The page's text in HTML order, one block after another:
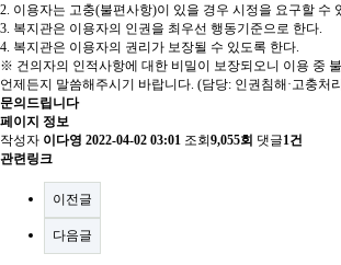
2. 이용자는 고충(불편사항)이 있을 경우 시정을 요구할 수
3. 복지관은 이용자의 인권을 최우선 행동기준으로 한다.
4. 복지관은 이용자의 권리가 보장될 수 있도록 한다.
※ 건의자의 인적사항에 대한 비밀이 보장되오니 이용 중
언제든지 말씀해주시기 바랍니다. (담당: 인권침해·고충처
문의드립니다
페이지 정보
작성자 이다영 2022-04-02 03:01 조회 9,055회 댓글1건
관련링크
이전글
다음글